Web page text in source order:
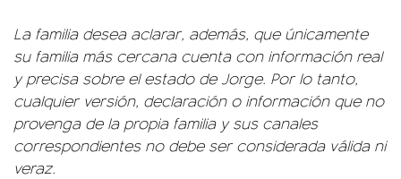
La familia desea aclarar, además, que únicamente
su familia más cercana cuenta con información real
y precisa sobre el estado de Jorge. Por lo tanto,
cualquier versión, declaración o información que no
provenga de la propia familia y sus canales
correspondientes no debe ser considerada válida ni
veraz.